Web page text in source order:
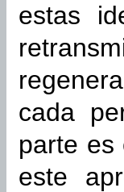
estas
cada
parte es
este